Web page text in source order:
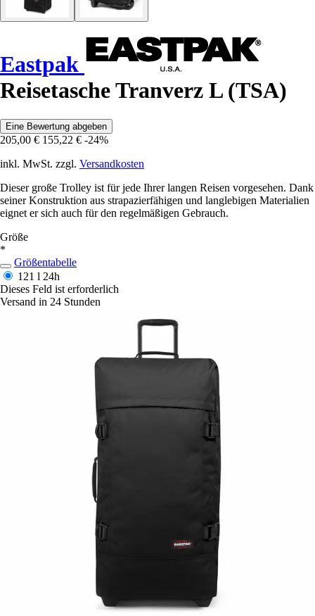
Eastpak
Reisetasche Tranverz L (TSA)
Eine Bewertung abgeben
205,00 € 155,22 € -24%
inkl. MwSt. zzgl. Versandkosten
Dieser große Trolley ist für jede Ihrer langen Reisen vorgesehen. Dank
seiner Konstruktion aus strapazierfähigen und langlebigen Materialien
eignet er sich auch für den regelmäßigen Gebrauch.
Größe
*
Größentabelle
121 l 24h
Dieses Feld ist erforderlich
Versand in 24 Stunden